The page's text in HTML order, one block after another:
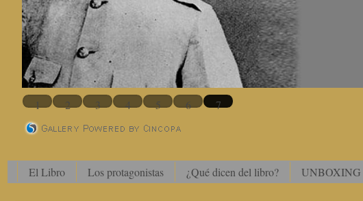
1 2 3 4 5 6 7
El Libro Los protagonistas ¿Qué dicen del libro? UNBOXING